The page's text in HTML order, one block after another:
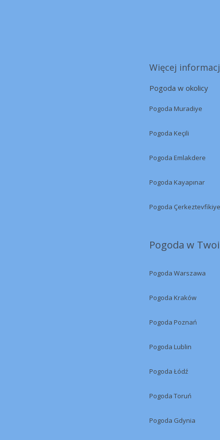
Więcej
Pogoda w okolicy
Pogoda Muradiye
Pogoda Keçili
Pogoda Emlakdere
Pogoda Kayapınar
Pogoda Çerkeztevfikiye
Pogoda w
Pogoda Warszawa
Pogoda Kraków
Pogoda Poznań
Pogoda Lublin
Pogoda Łódź
Pogoda Toruń
Pogoda Gdynia